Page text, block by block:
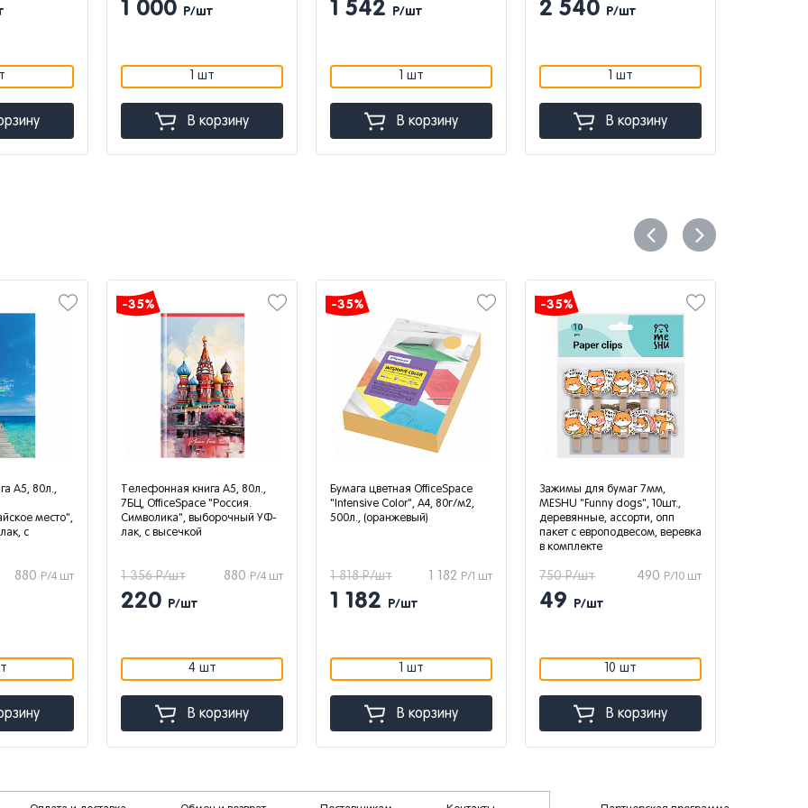
1 000 Р/шт
1 шт
В корзину
1 542 Р/шт
1 шт
В корзину
2 540 Р/шт
1 шт
В корзину
А5, 80л.,
место",
с
880 Р/4 шт
-35%
Телефонная книга А5, 80л.,
7БЦ, OfficeSpace "Россия.
Символика", выборочный УФ-
лак, с высечкой
880 Р/4 шт
1 356 Р/шт
220 Р/шт
4 шт
В корзину
-35%
Бумага цветная OfficeSpace
"Intensive Color", А4, 80г/м2,
500л., (оранжевый)
1 182 Р/1 шт
1 818 Р/шт
1 182 Р/шт
1 шт
В корзину
-35%
Зажимы для бумаг 7мм,
MESHU "Funny dogs", 10шт.,
деревянные, ассорти, опп
пакет с европодвесом, веревка
в комплекте
490 Р/10 шт
750 Р/шт
49 Р/шт
10 шт
В корзину